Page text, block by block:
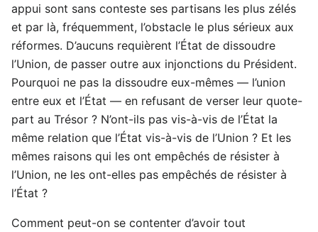
appui sont sans conteste ses partisans les plus zélés
et par là, fréquemment, l’obstacle le plus sérieux aux
réformes. D’aucuns requièrent l’État de dissoudre
l’Union, de passer outre aux injonctions du Président.
Pourquoi ne pas la dissoudre eux-mêmes — l’union
entre eux et l’État — en refusant de verser leur quote-
part au Trésor ? N’ont-ils pas vis-à-vis de l’État la
même relation que l’État vis-à-vis de l’Union ? Et les
mêmes raisons qui les ont empêchés de résister à
l’Union, ne les ont-elles pas empêchés de résister à
l’État ?
Comment peut-on se contenter d’avoir tout